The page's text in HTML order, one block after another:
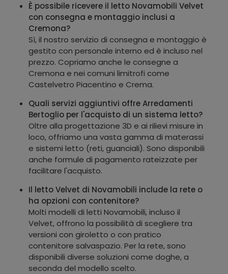
È possibile ricevere il letto Novamobili Velvet
con consegna e montaggio inclusi a
Cremona?
Sì, il nostro servizio di consegna e montaggio è
gestito con personale interno ed è incluso nel
prezzo. Copriamo anche le consegne a
Cremona e nei comuni limitrofi come
Castelvetro Piacentino e Crema.
Quali servizi aggiuntivi offre Arredamenti
Bertoglio per l'acquisto di un sistema letto?
Oltre alla progettazione 3D e ai rilievi misure in
loco, offriamo una vasta gamma di materassi
e sistemi letto (reti, guanciali). Sono disponibili
anche formule di pagamento rateizzate per
facilitare l'acquisto.
Il letto Velvet di Novamobili include la rete o
ha opzioni con contenitore?
Molti modelli di letti Novamobili, incluso il
Velvet, offrono la possibilità di scegliere tra
versioni con giroletto o con pratico
contenitore salvaspazio. Per la rete, sono
disponibili diverse soluzioni come doghe, a
seconda del modello scelto.